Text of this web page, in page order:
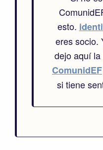
esto.
eres socio.
dejo aquí
ComunidEF
si tiene